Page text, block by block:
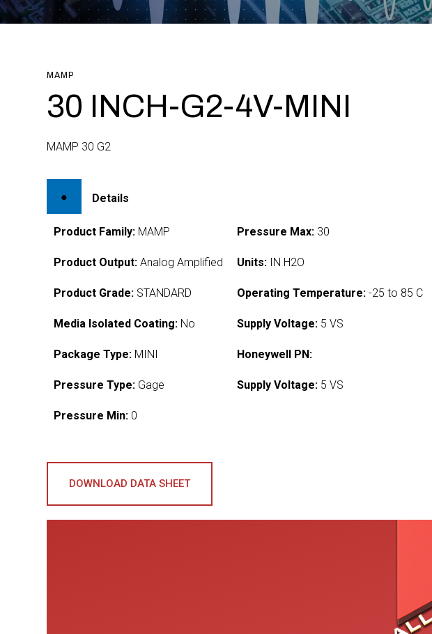
MAMP
30 INCH-G2-4V-MINI
MAMP 30 G2
Details
Product Family: MAMP
Product Output: Analog Amplified
Product Grade: STANDARD
Media Isolated Coating: No
Package Type: MINI
Pressure Type: Gage
Pressure Min: 0
Pressure Max: 30
Units: IN H2O
Operating Temperature: -25 to 85 C
Supply Voltage: 5 VS
Honeywell PN:
Supply Voltage: 5 VS
DOWNLOAD DATA SHEET